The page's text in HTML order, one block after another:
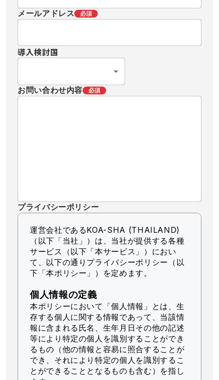
メールアドレス 必須
導入検討国
お問い合わせ内容 必須
プライバシーポリシー
運営会社であるKOA-SHA (THAILAND)
（以下「当社」） は、当社が提供する各種
サービス（以下「本サービス」）におい
て、以下の通りプライバシーポリシー（以
下「本ポリシー」）を定めます。
個人情報の定義
本ポリシーにおいて「個人情報」とは、生
存する個人に関する情報であって、当該情
報に含まれる氏名、生年月日その他の記述
等により特定の個人を識別することができ
るもの（他の情報と容易に照合することが
でき、それにより特定の個人を識別するこ
とができることとなるものも含む）を指し